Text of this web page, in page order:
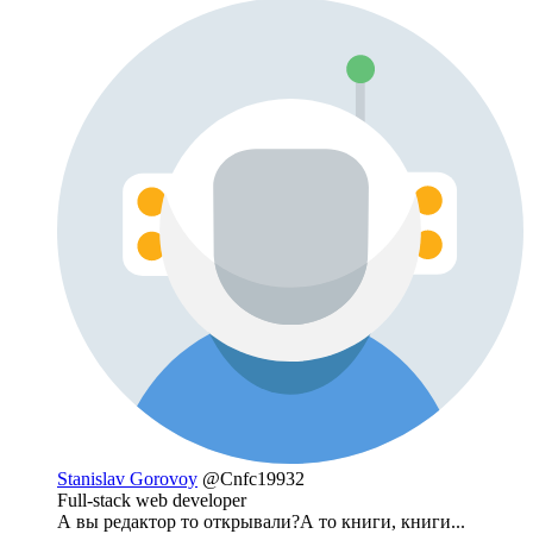
Stanislav Gorovoy @Cnfc19932
Full-stack web developer
А вы редактор то открывали?А то книги, книги...